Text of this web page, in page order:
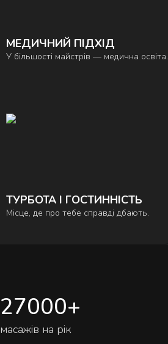
МЕДИЧНИЙ ПІДХІД
У більшості майстрів — медична освіта.
ТУРБОТА І ГОСТИННІСТЬ
Місце, де про тебе справді дбають.
27000+
масажів на рік